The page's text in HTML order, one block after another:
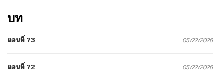
บท
ตอนที่ 73 05/22/2026
ตอนที่ 72 05/22/2026